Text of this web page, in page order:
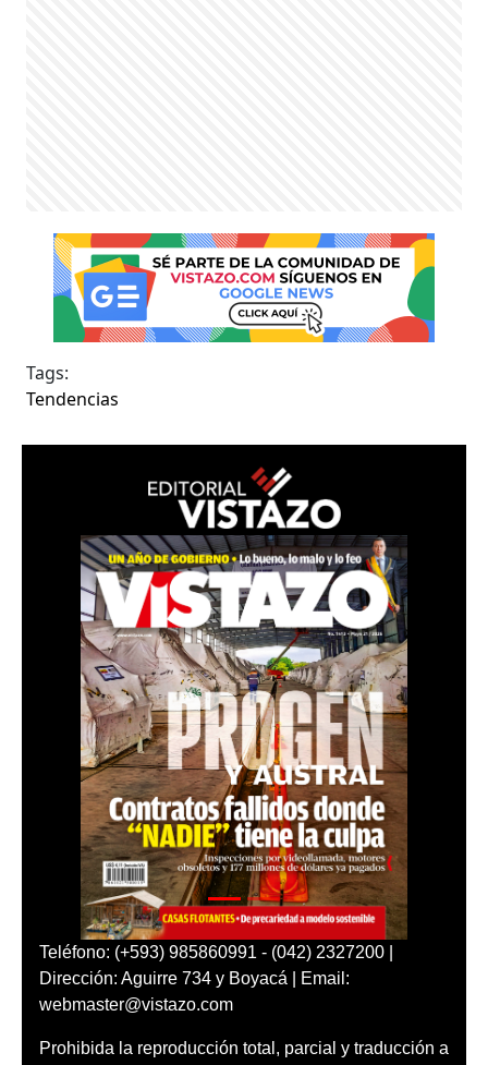
Tags:
Tendencias
Teléfono: (+593) 985860991 - (042) 2327200 |
Dirección: Aguirre 734 y Boyacá | Email:
webmaster@vistazo.com
Prohibida la reproducción total, parcial y traducción a